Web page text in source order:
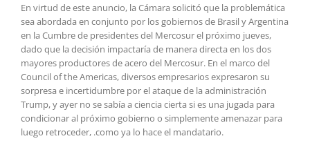
En virtud de este anuncio, la Cámara solicitó que la problemática
sea abordada en conjunto por los gobiernos de Brasil y Argentina
en la Cumbre de presidentes del Mercosur el próximo jueves,
dado que la decisión impactaría de manera directa en los dos
mayores productores de acero del Mercosur. En el marco del
Council of the Americas, diversos empresarios expresaron su
sorpresa e incertidumbre por el ataque de la administración
Trump, y ayer no se sabía a ciencia cierta si es una jugada para
condicionar al próximo gobierno o simplemente amenazar para
luego retroceder, .como ya lo hace el mandatario.